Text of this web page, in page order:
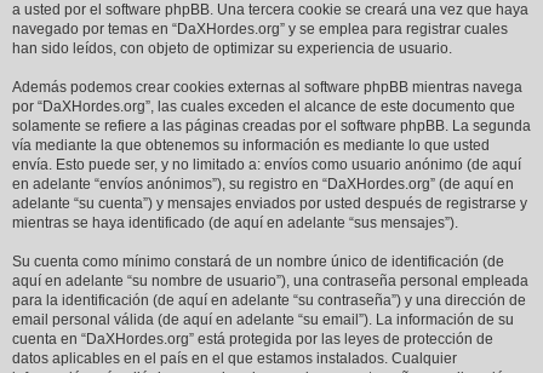
a usted por el software phpBB. Una tercera cookie se creará una vez que haya
navegado por temas en “DaXHordes.org” y se emplea para registrar cuales
han sido leídos, con objeto de optimizar su experiencia de usuario.
Además podemos crear cookies externas al software phpBB mientras navega
por “DaXHordes.org”, las cuales exceden el alcance de este documento que
solamente se refiere a las páginas creadas por el software phpBB. La segunda
vía mediante la que obtenemos su información es mediante lo que usted
envía. Esto puede ser, y no limitado a: envíos como usuario anónimo (de aquí
en adelante “envíos anónimos”), su registro en “DaXHordes.org” (de aquí en
adelante “su cuenta”) y mensajes enviados por usted después de registrarse y
mientras se haya identificado (de aquí en adelante “sus mensajes”).
Su cuenta como mínimo constará de un nombre único de identificación (de
aquí en adelante “su nombre de usuario”), una contraseña personal empleada
para la identificación (de aquí en adelante “su contraseña”) y una dirección de
email personal válida (de aquí en adelante “su email”). La información de su
cuenta en “DaXHordes.org” está protegida por las leyes de protección de
datos aplicables en el país en el que estamos instalados. Cualquier